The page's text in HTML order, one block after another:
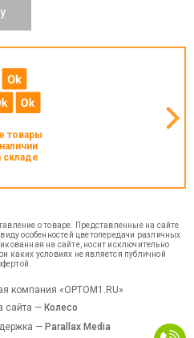
товары
складе
о товаре. Представленные на сайте
особенностей цветопередачи различных
на сайте, носит исключительно
каких условиях не является публичной
компания «OPTOM1.RU»
сайта — Колесо
— Parallax Media